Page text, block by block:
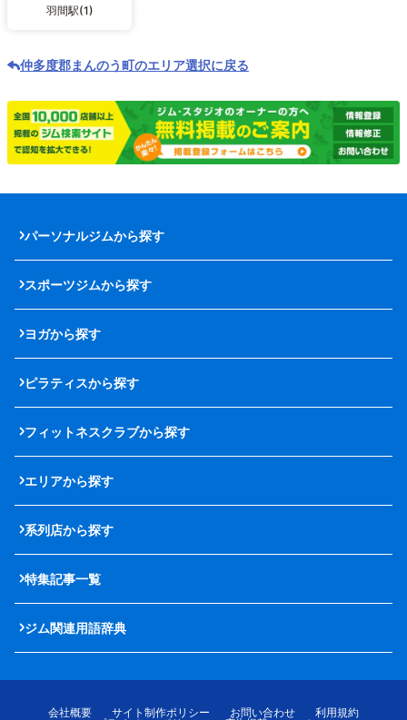
羽間駅(1)
仲多度郡まんのう町のエリア選択に戻る
パーソナルジムから探す
スポーツジムから探す
ヨガから探す
ピラティスから探す
フィットネスクラブから探す
エリアから探す
系列店から探す
特集記事一覧
ジム関連用語辞典
会社概要 サイト制作ポリシー お問い合わせ
利用規約